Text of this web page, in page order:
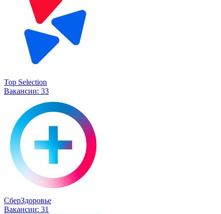
Top Selection
Вакансии: 33
СберЗдоровье
Вакансии: 31